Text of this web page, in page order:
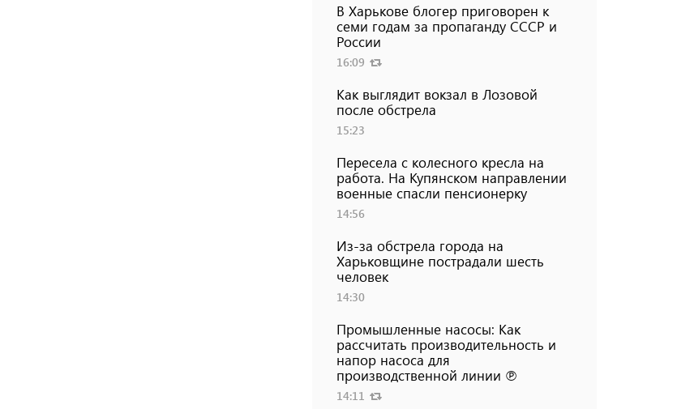
В Харькове блогер приговорен к
семи годам за пропаганду СССР и
России
16:09
Как выглядит вокзал в Лозовой
после обстрела
15:23
Пересела с колесного кресла на
работа. На Купянском направлении
военные спасли пенсионерку
14:56
Из-за обстрела города на
Харьковщине пострадали шесть
человек
14:30
Промышленные насосы: Как
рассчитать производительность и
напор насоса для
производственной линии ℗
14:11